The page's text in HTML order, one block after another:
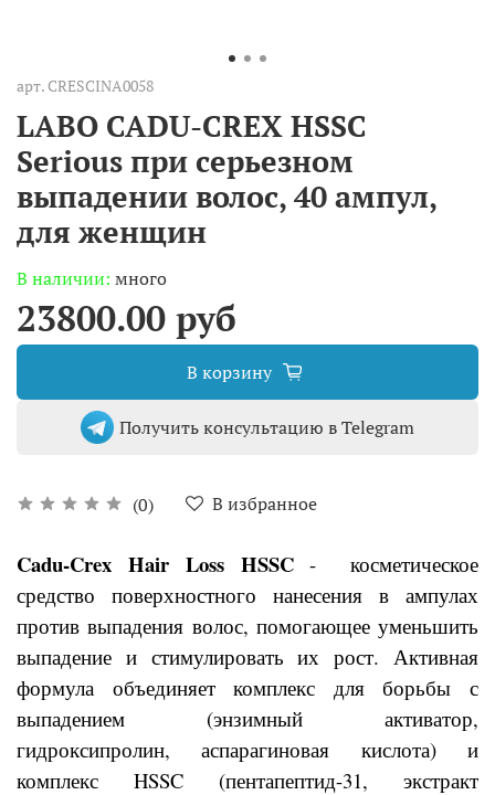
арт.CRESCINA0058
LABO CADU-CREX HSSC
Serious при серьезном
выпадении волос, 40 ампул,
для женщин
(0) В избранное
В наличии: много
23800.00 руб
В корзину
Получить консультацию в Telegram
Cadu-Crex Hair Loss HSSC- косметическое
средство поверхностного нанесения в ампулах
против выпадения волос, помогающее уменьшить
выпадение и стимулировать их рост. Активная
формула объединяет комплекс для борьбы с
выпадением (энзимный активатор,
гидроксипролин, аспарагиновая кислота) и
комплекс HSSC (пентапептид-31, экстракт